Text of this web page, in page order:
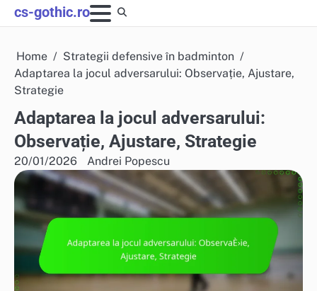
Skip
to
cs-gothic.ro
Home
Strategii defensive în badminton
Adaptarea la jocul adversarului: Observație, Ajustare,
Strategie
Adaptarea la jocul adversarului:
Observație, Ajustare, Strategie
20/01/2026 Andrei Popescu